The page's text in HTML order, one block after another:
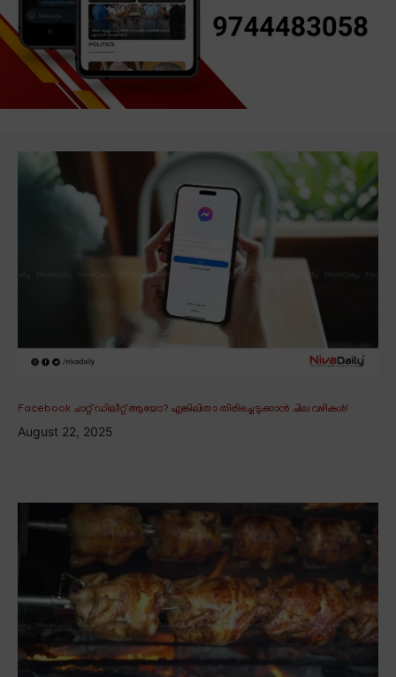
Facebook ചാറ്റ് ഡിലീറ്റ് ആയോ? എങ്കിലിതാ തിരിച്ചെടുക്കാൻ ചില വഴികൾ!
August 22, 2025